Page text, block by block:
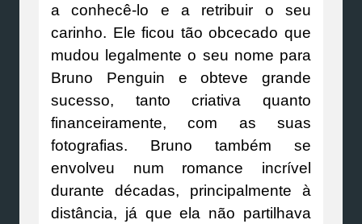
a conhecê-lo e a retribuir o seu
carinho. Ele ficou tão obcecado que
mudou legalmente o seu nome para
Bruno Penguin e obteve grande
sucesso, tanto criativa quanto
financeiramente, com as suas
fotografias. Bruno também se
envolveu num romance incrível
durante décadas, principalmente à
distância, já que ela não partilhava